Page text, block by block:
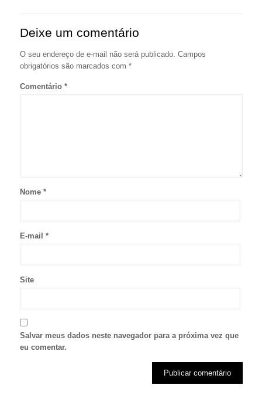
Deixe um comentário
O seu endereço de e-mail não será publicado. Campos
obrigatórios são marcados com *
Comentário *
Nome *
E-mail *
Site
Salvar meus dados neste navegador para a próxima vez que
eu comentar.